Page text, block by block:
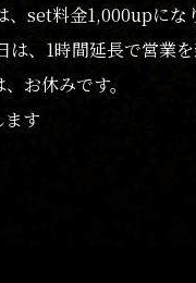
set料金1,000upにな
、1時間延長で営業を
お休みです。
ます